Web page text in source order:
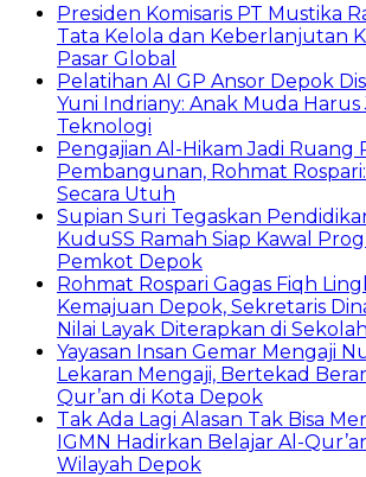
Presiden Komisaris PT Mustika
Tata Kelola dan Keberlanjutan
Pasar Global
Pelatihan AI GP Ansor Depok
Yuni Indriany: Anak Muda Harus
Teknologi
Pengajian Al-Hikam Jadi Ruang
Pembangunan, Rohmat
Secara Utuh
Supian Suri Tegaskan
KuduSS Ramah Siap Kawal
Pemkot Depok
Rohmat Rospari Gagas Fiqh
Kemajuan Depok, Sekretaris
Nilai Layak Diterapkan di Sekolah
Yayasan Insan Gemar Mengaji
Lekaran Mengaji, Bertekad
Qur’an di Kota Depok
Tak Ada Lagi Alasan Tak Bisa
IGMN Hadirkan Belajar Al-
Wilayah Depok